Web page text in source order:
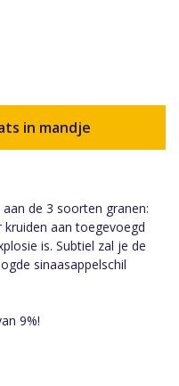
de 3 soorten granen:
aan toegevoegd
is. Subtiel zal je de
sinaasappelschil
9%!
in mandje